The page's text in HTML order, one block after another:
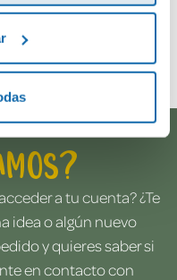
a tu cuenta? ¿Te
idea o algún nuevo
y quieres saber si
en contacto con